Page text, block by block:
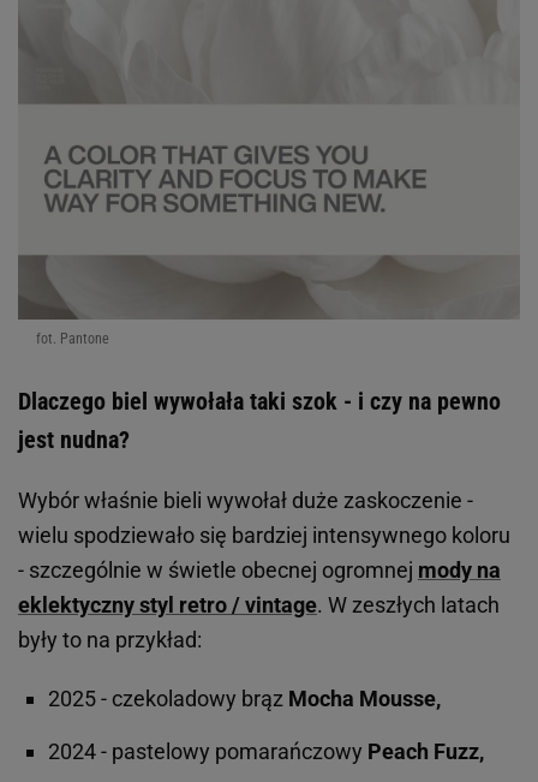
fot. Pantone
Dlaczego biel wywołała taki szok - i czy na pewno
jest nudna?
Wybór właśnie bieli wywołał duże zaskoczenie -
wielu spodziewało się bardziej intensywnego koloru
- szczególnie w świetle obecnej ogromnej mody na
eklektyczny styl retro / vintage. W zeszłych latach
były to na przykład:
2025 - czekoladowy brąz Mocha Mousse,
2024 - pastelowy pomarańczowy Peach Fuzz,